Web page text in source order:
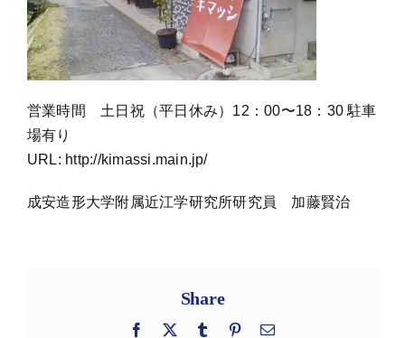
営業時間 土日祝（平日休み）12：00〜18：30 駐車
場有り
URL: http://kimassi.main.jp/
成安造形大学附属近江学研究所研究員 加藤賢治
Share
Facebook
X Tumblr Pinterest
電